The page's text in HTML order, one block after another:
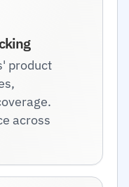
product
across